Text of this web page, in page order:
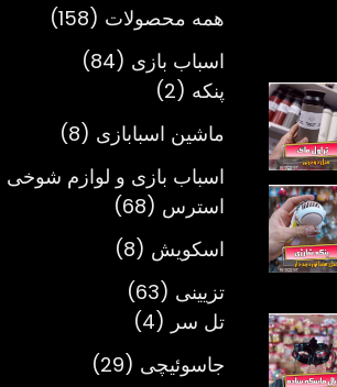
همه محصولات 158
158
اسباب بازی 84
84
پنکه 2
2
محصول
ماشین اسبابازی 8
8
اسباب بازی و لوازم
استرس
68
68
محصول
اسکویش 8
8
تزیینی 63
63
محصول
تل سر 4
4
محصول
جاسوئیچی 29
29